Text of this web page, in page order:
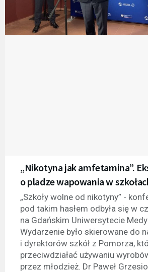
„Nikotyna jak amfetamina”.
o pladze wapowania w
„Szkoły wolne od nikotyny” -
pod takim hasłem odbyła się w
na Gdańskim Uniwersytecie
Wydarzenie było skierowane do
i dyrektorów szkół z Pomorza,
przeciwdziałać używaniu
przez młodzież. Dr Paweł